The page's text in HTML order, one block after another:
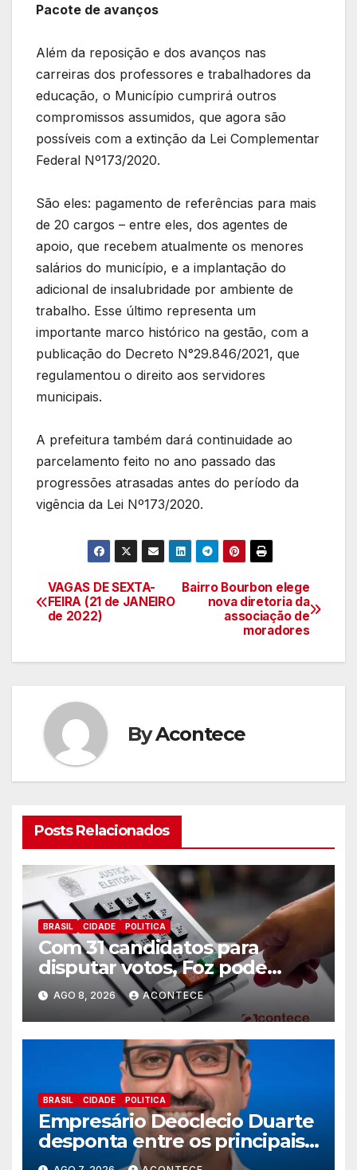
Pacote de avanços
Além da reposição e dos avanços nas
carreiras dos professores e trabalhadores da
educação, o Município cumprirá outros
compromissos assumidos, que agora são
possíveis com a extinção da Lei Complementar
Federal Nº173/2020.
São eles: pagamento de referências para mais
de 20 cargos – entre eles, dos agentes de
apoio, que recebem atualmente os menores
salários do município, e a implantação do
adicional de insalubridade por ambiente de
trabalho. Esse último representa um
importante marco histórico na gestão, com a
publicação do Decreto N°29.846/2021, que
regulamentou o direito aos servidores
municipais.
A prefeitura também dará continuidade ao
parcelamento feito no ano passado das
progressões atrasadas antes do período da
vigência da Lei Nº173/2020.
Navegação
de
artigos
Bairro Bourbon elege
nova diretoria da
associação de
moradores
VAGAS DE SEXTA-
FEIRA (21 de JANEIRO
de 2022)
ByAcontece
Posts Relacionados
BRASIL CIDADE POLITICA
Com 31 candidatos para
disputar votos, Foz pode
perder representatividade
AGO 8, 2026 ACONTECE
BRASIL CIDADE POLITICA
Empresário Deoclecio Duarte
desponta entre os principais
nomes do União Brasil para